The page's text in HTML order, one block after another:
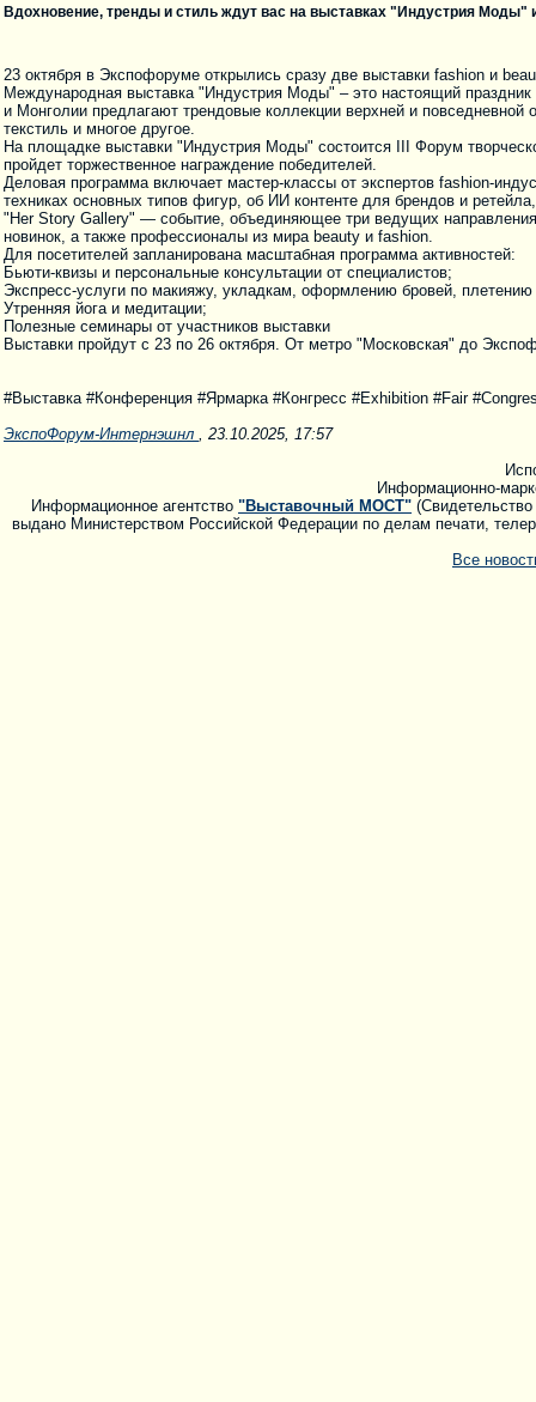
Вдохновение, тренды и стиль ждут вас на выставках "Индустрия Моды"
23 октября в Экспофоруме открылись сразу две выставки fashion и
Международная выставка "Индустрия Моды" – это настоящий
и Монголии предлагают трендовые коллекции верхней и
текстиль и многое другое.
На площадке выставки "Индустрия Моды" состоится III Форум
пройдет торжественное награждение победителей.
Деловая программа включает мастер-классы от экспертов fashion-
техниках основных типов фигур, об ИИ контенте для брендов и
"Her Story Gallery" — событие, объединяющее три ведущих
новинок, а также профессионалы из мира beauty и fashion.
Для посетителей запланирована масштабная программа активностей:
Бьюти-квизы и персональные консультации от специалистов;
Экспресс-услуги по макияжу, укладкам, оформлению бровей,
Утренняя йога и медитации;
Полезные семинары от участников выставки
Выставки пройдут с 23 по 26 октября. От метро "Московская" до
#Выставка #Конференция #Ярмарка #Конгресс #Exhibition #Fair
ЭкспоФорум-Интернэшнл , 23.10.2025, 17:57
Информационно-
Информационное агентство "Выставочный МОСТ"
выдано Министерством Российской Федерации по делам печати,
Все